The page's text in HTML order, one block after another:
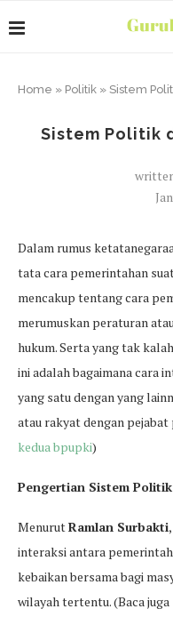
Home » Politik » Sistem
Sistem Politik
Dalam rumus
tata cara pemerintahan
mencakup tentang cara
merumuskan peraturan
hukum. Serta yang tak
ini adalah bagaimana cara
yang satu dengan yang
atau rakyat dengan pejabat
kedua bpupki)
Pengertian Sistem Politik
MenurutRamlan Surbakti
interaksi antara
kebaikan bersama bagi
wilayah tertentu. (Baca juga